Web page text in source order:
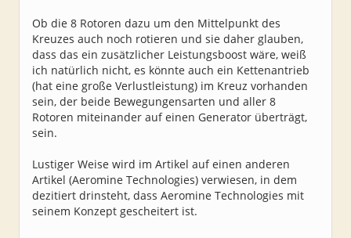
Ob die 8 Rotoren dazu um den Mittelpunkt des
Kreuzes auch noch rotieren und sie daher glauben,
dass das ein zusätzlicher Leistungsboost wäre, weiß
ich natürlich nicht, es könnte auch ein Kettenantrieb
(hat eine große Verlustleistung) im Kreuz vorhanden
sein, der beide Bewegungensarten und aller 8
Rotoren miteinander auf einen Generator überträgt,
sein.
Lustiger Weise wird im Artikel auf einen anderen
Artikel (Aeromine Technologies) verwiesen, in dem
dezitiert drinsteht, dass Aeromine Technologies mit
seinem Konzept gescheitert ist.